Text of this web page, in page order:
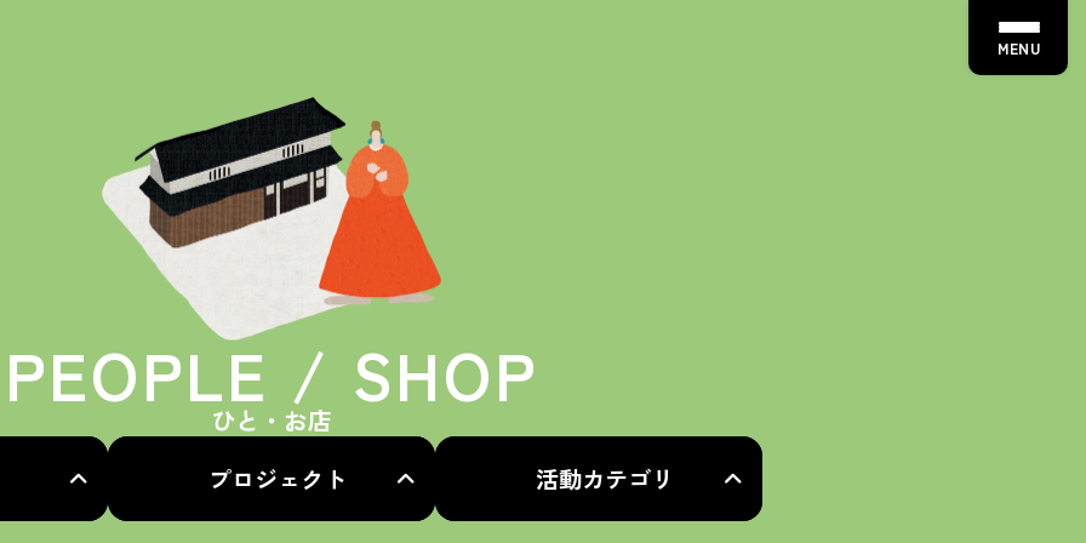
MENU
PEOPLE / SHOP
ひと・お店
プロジェクト 活動カテゴリ